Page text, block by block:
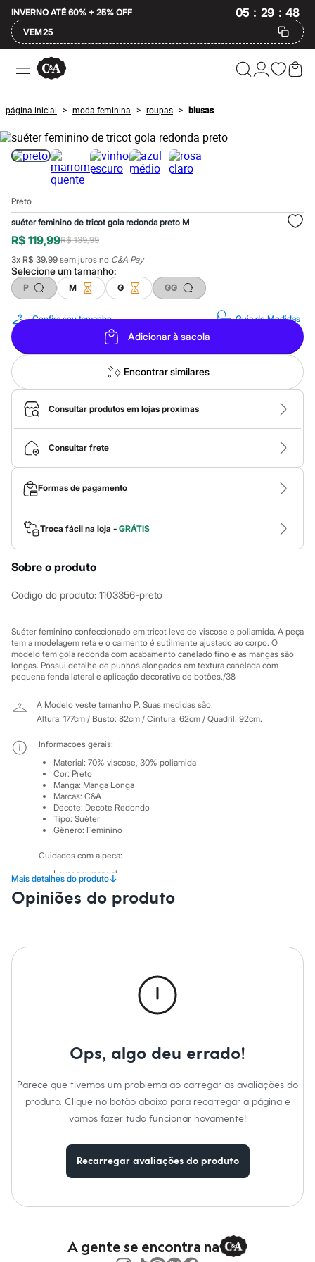
INVERNO ATÉ 60% + 25% OFF 05 : 29 :
47
VEM25
Ofertas
Compre por Departamento
Masculino
Infantil
Calçados
Mindse7
Plus Size
Até 20% off
Até 40% off
Até 60% off
A partir de 60% off
Feminino
Em alta
Inverno
Alfaiataria
Novidades
Roupas
Blusas e Camisetas
Calças
Casacos e Jaquetas
Jeans
Macacões
Saias
Shorts e Bermudas
Vestidos
Acessórios
Bolsas
Bijoux
Cintos
Óculos
Relógios
Calçados
Botas
Chinelos
Rasteirinhas
Sandálias
Sapatilhas
Tênis
Marcas
City
Mindset
Sawary
Yessica
Moda esportiva
Acessórios
Calçados
Leggings
Shorts e Bermudas
Tops
Moda íntima
Calcinhas
Cintas e Modeladores
Pijamas
Sutiãs e Tops
Moda praia
Maiôs
Personagens
Plus size
Blusas e Camisetas
Moda esportiva
Calças
Camisetas e Regatas
Casacos e Jaquetas
Bolsas e Mochilas
Chapéus e Bonés
Carteiras
Óculos
página inicial > moda feminina > roupas > blusas
Preto
suéter feminino de tricot gola redonda preto M
R$ 119,99R$ 139,99
3x R$ 39,99 sem juros no C&A Pay
Selecione umtamanho:
P M G GG
Confira seu tamanho Guia de Medidas
Adicionar à sacola
Encontrar similares
Consultar produtos em lojas proximas
Consultar frete
Formas de pagamento
Troca fácil na loja - GRÁTIS
Sobre o produto
Codigo do produto: 1103356-preto
Suéter feminino confeccionado em tricot leve de viscose e poliamida. A peça
tem a modelagem reta e o caimento é sutilmente ajustado ao corpo. O
modelo tem gola redonda com acabamento canelado fino e as mangas são
longas. Possui detalhe de punhos alongados em textura canelada com
pequena fenda lateral e aplicação decorativa de botões./38
A Modelo veste tamanho P. Suas medidas são:
Altura: 177cm / Busto: 82cm / Cintura: 62cm / Quadril: 92cm.
Mais detalhes do produto↓
Informacoes gerais:
Material: 70% viscose, 30% poliamida
Cor: Preto
Manga: Manga Longa
Marcas: C&A
Decote: Decote Redondo
Tipo: Suéter
Gênero: Feminino
Cuidados com a peca:
Lavagem manual.
Não alvejar.
Não secar em secadora.
Secar na vertical.
Opiniões do produto
Ops, algo deu errado!
Parece que tivemos um problema ao carregar as avaliações do
produto. Clique no botão abaixo para recarregar a página e
vamos fazer tudo funcionar novamente!
Recarregar avaliações do produto
A gente se encontra na